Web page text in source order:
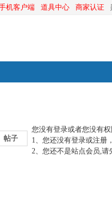
机客户端 道具中心 商家认证
帖子
您没有登录或者您没有
1、您还没有登录或注册
2、您还不是站点会员,请